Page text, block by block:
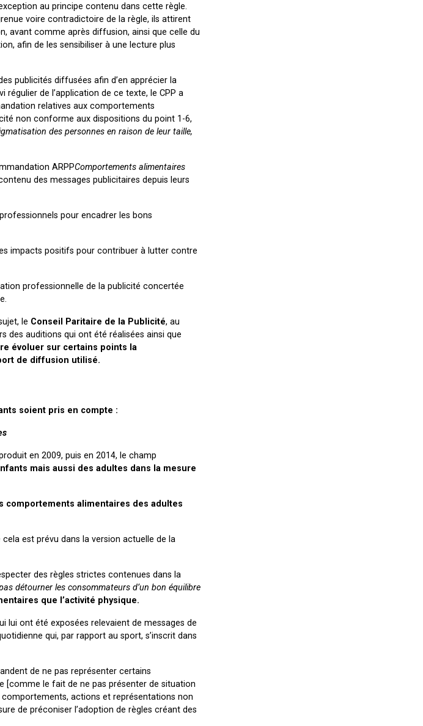
au principe contenu dans cette règle.
voire contradictoire de la règle, ils attirent
avant comme après diffusion, ainsi que celle du
afin de les sensibiliser à une lecture plus
publicités diffusées afin d’en apprécier la
de l’application de ce texte, le CPP a
relatives aux comportements
non conforme aux dispositions du point 1-6,
des personnes en raison de leur taille,
ARPPComportements alimentaires
des messages publicitaires depuis leurs
pour encadrer les bons
impacts positifs pour contribuer à lutter contre
professionnelle de la publicité concertée
le Conseil Paritaire de la Publicité, au
des auditions qui ont été réalisées ainsi que
évoluer sur certains points la
de diffusion utilisé.
soient pris en compte :
en 2009, puis en 2014, le champ
mais aussi des adultes dans la mesure
comportements alimentaires des adultes
est prévu dans la version actuelle de la
des règles strictes contenues dans la
détourner les consommateurs d’un bon équilibre
que l’activité physique.
lui ont été exposées relevaient de messages de
qui, par rapport au sport, s’inscrit dans
de ne pas représenter certains
[comme le fait de ne pas présenter de situation
actions et représentations non
de préconiser l’adoption de règles créant des